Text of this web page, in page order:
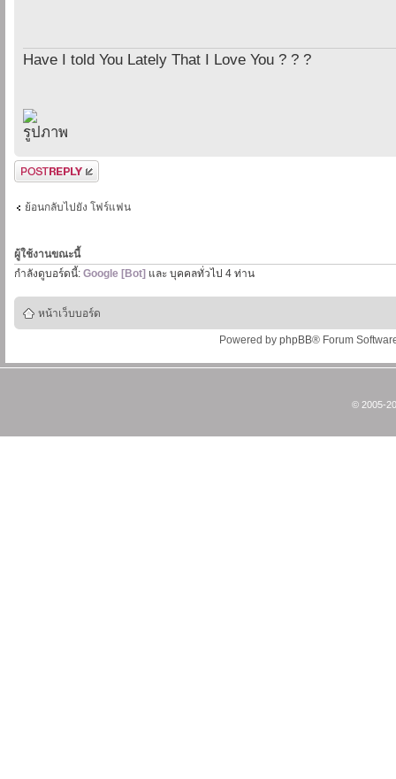
Have I told You Lately That I Love You ? ? ?
ตอบกระทู้
ย้อนกลับไปยัง โฟร์แฟน
ผู้ใช้งานขณะนี้
กำลังดูบอร์ดนี้: Google [Bot] และ บุคคลทั่วไป 4 ท่าน
หน้าเว็บบอร์ด
Powered by phpBB® Forum
© 2005-